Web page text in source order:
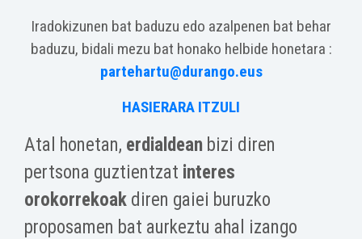
Iradokizunen bat baduzu edo azalpenen bat behar
baduzu, bidali mezu bat honako helbide honetara :
partehartu@durango.eus
HASIERARA ITZULI
Atal honetan, erdialdean bizi diren
pertsona guztientzat interes
orokorrekoak diren gaiei buruzko
proposamen bat aurkeztu ahal izango